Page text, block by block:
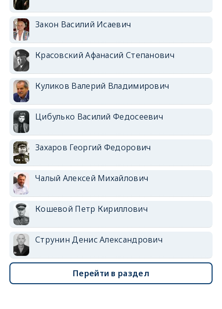
Закон Василий Исаевич
Красовский Афанасий Степанович
Куликов Валерий Владимирович
Цибулько Василий Федосеевич
Захаров Георгий Федорович
Чалый Алексей Михайлович
Кошевой Петр Кириллович
Струнин Денис Александрович
Перейти в раздел